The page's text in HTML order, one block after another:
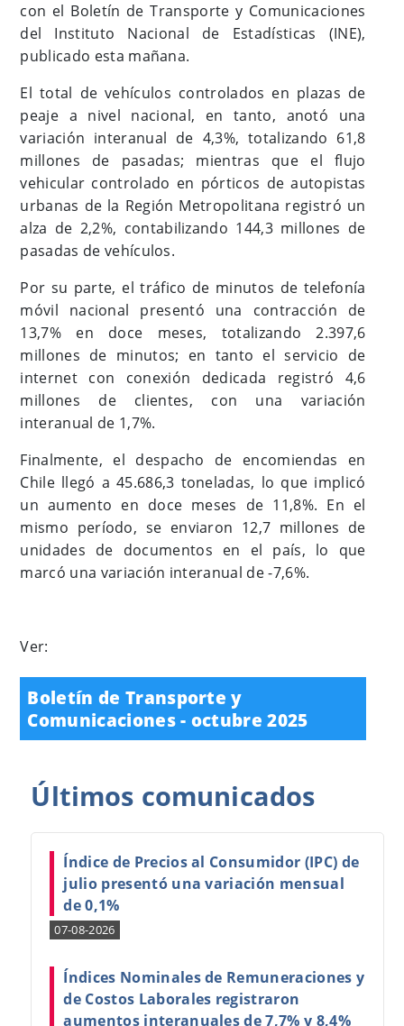
con el Boletín de Transporte y Comunicaciones
del Instituto Nacional de Estadísticas (INE),
publicado esta mañana.
El total de vehículos controlados en plazas de
peaje a nivel nacional, en tanto, anotó una
variación interanual de 4,3%, totalizando 61,8
millones de pasadas; mientras que el flujo
vehicular controlado en pórticos de autopistas
urbanas de la Región Metropolitana registró un
alza de 2,2%, contabilizando 144,3 millones de
pasadas de vehículos.
Por su parte, el tráfico de minutos de telefonía
móvil nacional presentó una contracción de
13,7% en doce meses, totalizando 2.397,6
millones de minutos; en tanto el servicio de
internet con conexión dedicada registró 4,6
millones de clientes, con una variación
interanual de 1,7%.
Finalmente, el despacho de encomiendas en
Chile llegó a 45.686,3 toneladas, lo que implicó
un aumento en doce meses de 11,8%. En el
mismo período, se enviaron 12,7 millones de
unidades de documentos en el país, lo que
marcó una variación interanual de -7,6%.
Ver:
Boletín de Transporte y
Comunicaciones - octubre 2025
Últimos comunicados
Índice de Precios al Consumidor (IPC) de
julio presentó una variación mensual
de 0,1%
07-08-2026
Índices Nominales de Remuneraciones y
de Costos Laborales registraron
aumentos interanuales de 7,7% y 8,4%